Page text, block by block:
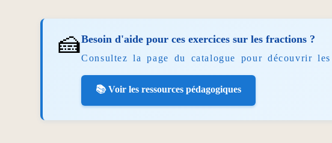
🍰Besoin d'aide pour ces exercices sur les fractions ?
Consultez la page du catalogue pour découvrir les
📚 Voir les ressources pédagogiques